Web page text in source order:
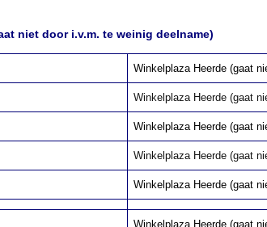
niet door i.v.m. te weinig deelname)
Winkelplaza Heerde (gaat
Winkelplaza Heerde (gaat
Winkelplaza Heerde (gaat
Winkelplaza Heerde (gaat
Winkelplaza Heerde (gaat
Winkelplaza Heerde (gaat